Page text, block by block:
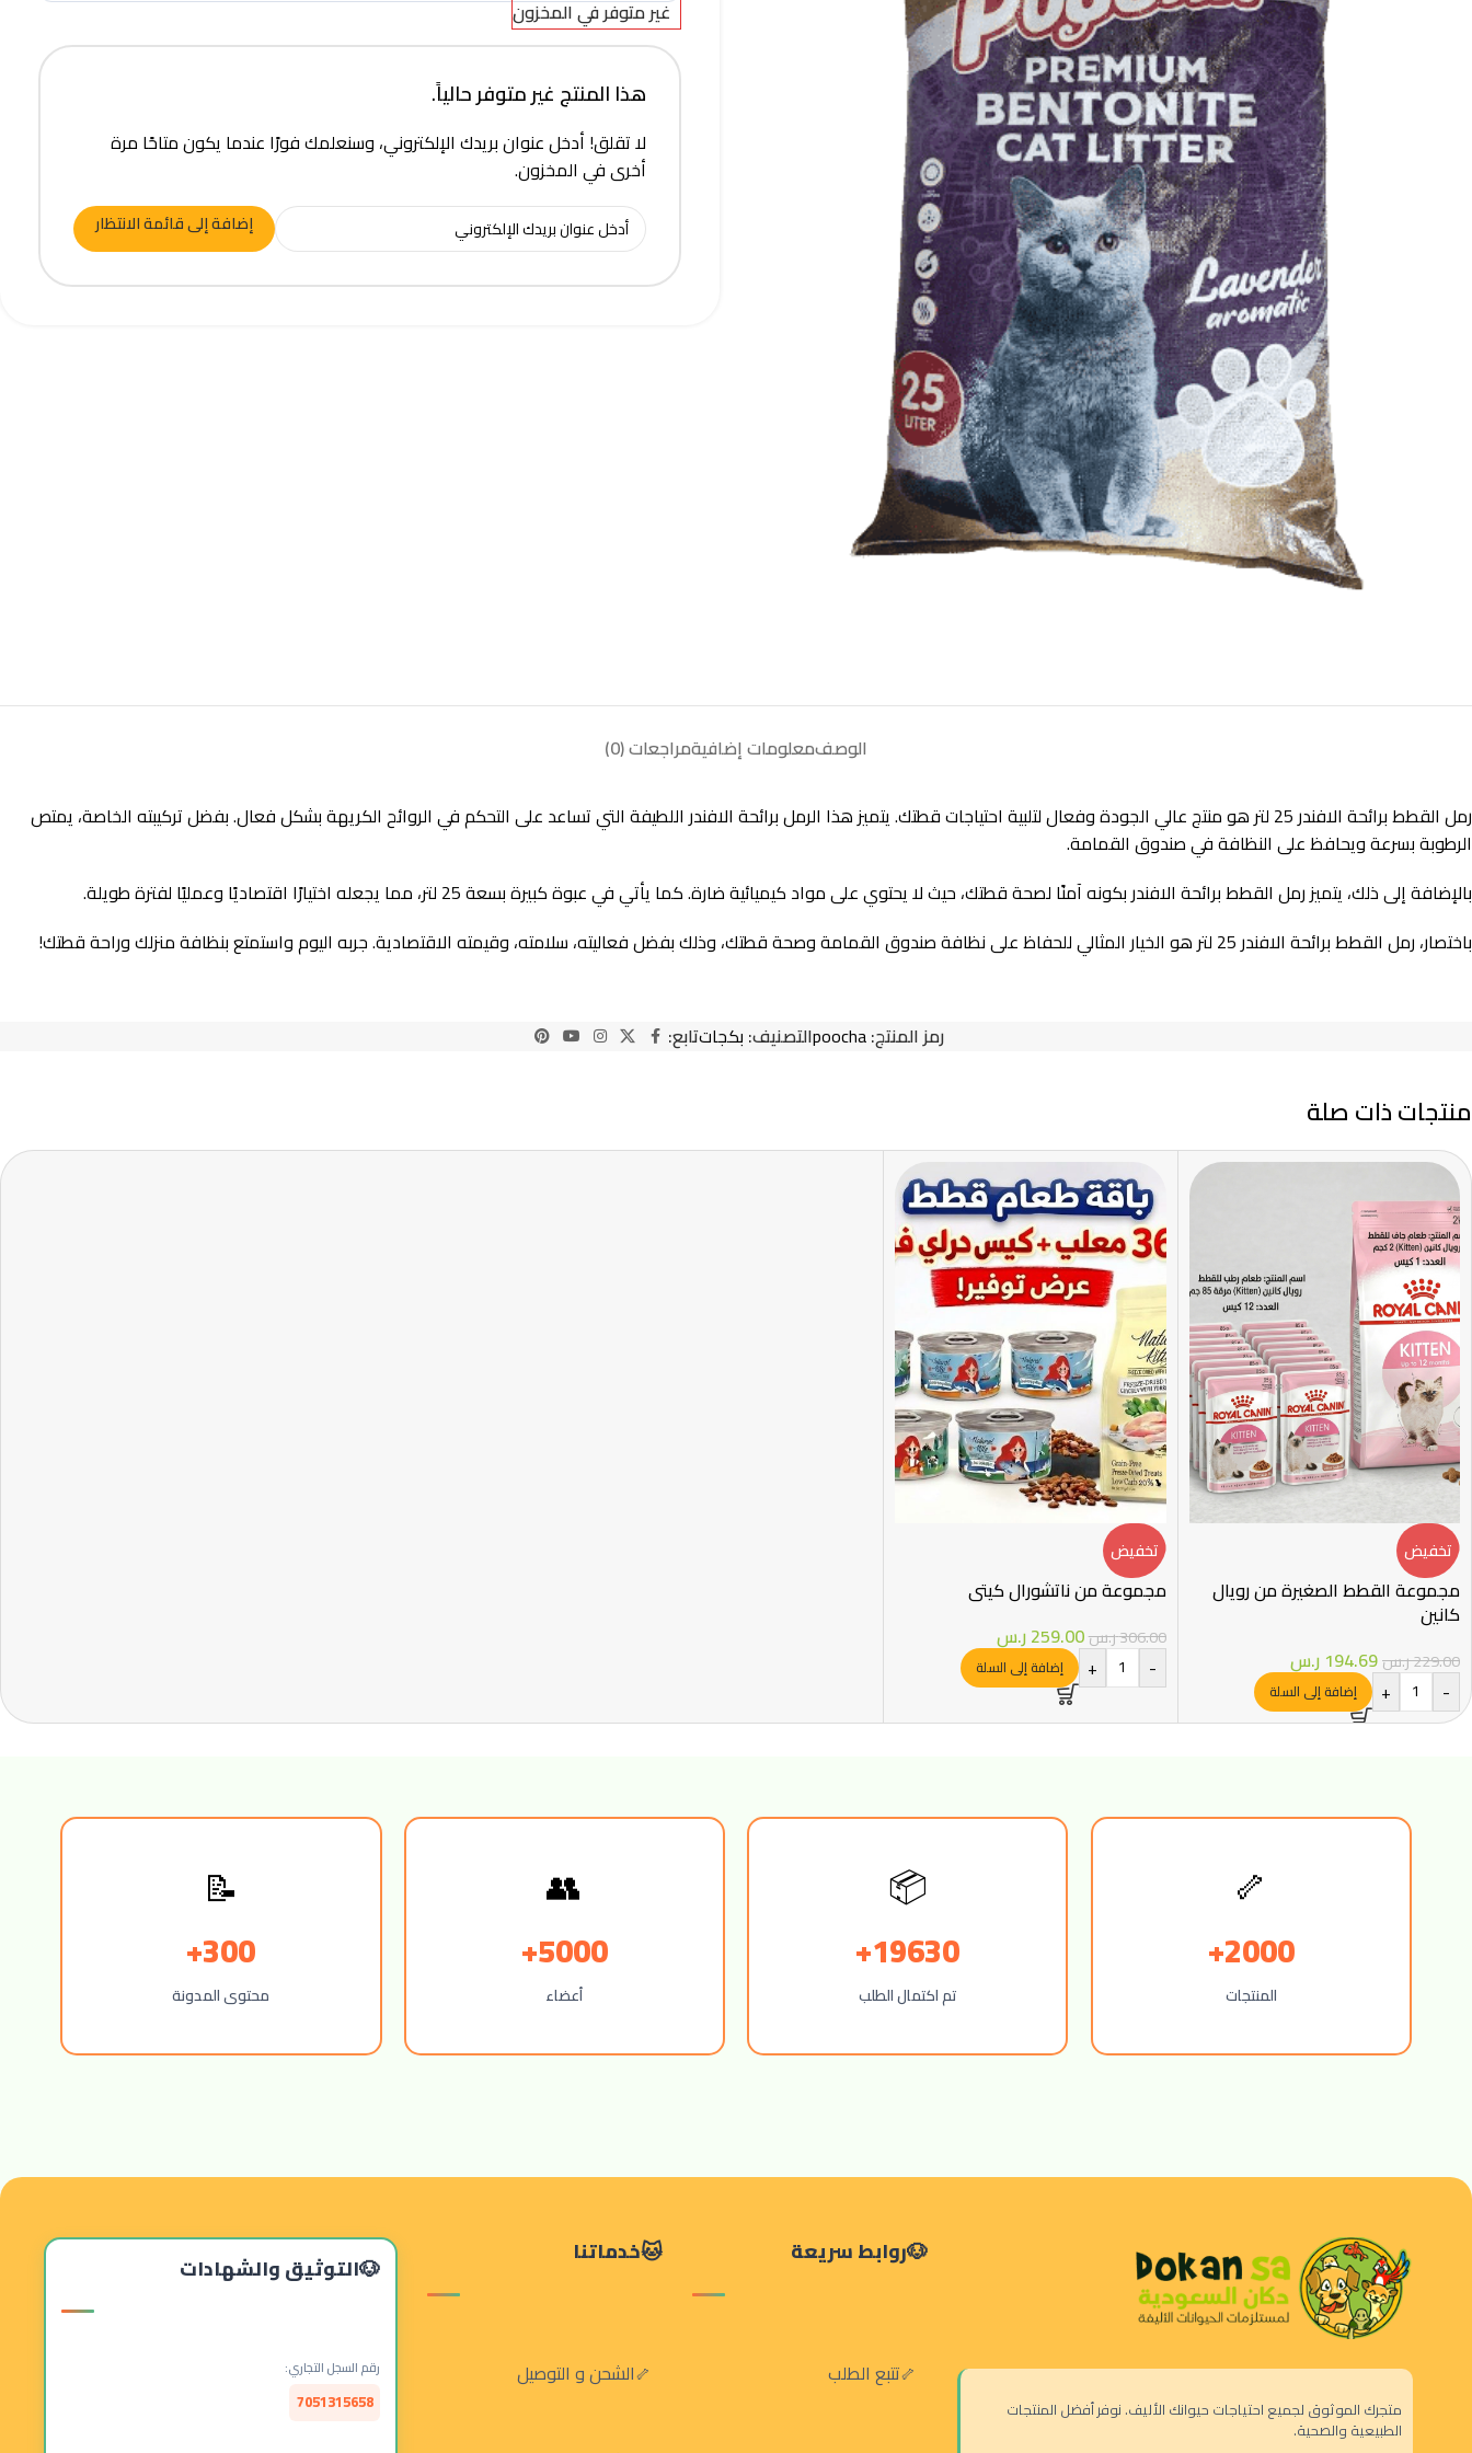
غير متوفر في المخزون
هذا المنتج غير متوفر حالياً.
لا تقلق! أدخل عنوان بريدك الإلكتروني، وسنعلمك فورًا عندما يكون متاحًا مرة
أخرى في المخزون.
إضافة إلى قائمة الانتظار
الوصفمعلومات إضافيةمراجعات (0)
رمل القطط برائحة الافندر 25 لتر هو منتج عالي الجودة وفعال لتلبية احتياجات قطتك. يتميز هذا الرمل برائحة الافندر اللطيفة التي تساعد على التحكم في الروائح الكريهة بشكل فعال. بفضل تركيبته الخاصة، يمتص
الرطوبة بسرعة ويحافظ على النظافة في صندوق القمامة.
بالإضافة إلى ذلك، يتميز رمل القطط برائحة الافندر بكونه آمنًا لصحة قطتك، حيث لا يحتوي على مواد كيميائية ضارة. كما يأتي في عبوة كبيرة بسعة 25 لتر، مما يجعله اختيارًا اقتصاديًا وعمليًا لفترة طويلة.
باختصار، رمل القطط برائحة الافندر 25 لتر هو الخيار المثالي للحفاظ على نظافة صندوق القمامة وصحة قطتك، وذلك بفضل فعاليته، سلامته، وقيمته الاقتصادية. جربه اليوم واستمتع بنظافة منزلك وراحة قطتك!
رمز المنتج:poochaالتصنيف: بكجاتتابع:
منتجات ذات صلة
تخفيض
مجموعة القطط الصغيرة من رويال
كانين
229.00ر.س194.69 ر.س
-
+ إضافة إلى السلة
تخفيض
مجموعة من ناتشورال كيتي
306.00ر.س259.00ر.س
-
+ إضافة إلى السلة
🦴
2000+
المنتجات
📦
19630+
تم اكتمال الطلب
👥
5000+
أعضاء
📝
300+
محتوى المدونة
متجرك الموثوق لجميع احتياجات حيوانك الأليف. نوفر أفضل المنتجات
الطبيعية والصحية.
روابط سريعة
تتبع الطلب
خدماتنا
الشحن و التوصيل
التوثيق والشهادات
رقم السجل التجاري:
7051315658